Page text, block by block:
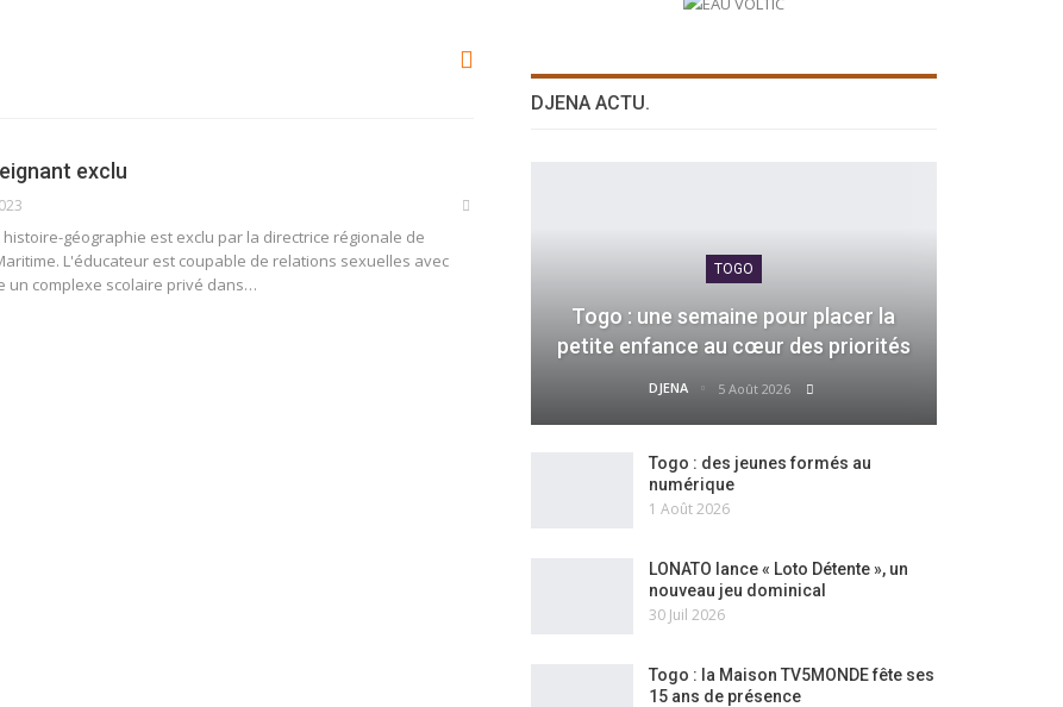
exclu
géographie est exclu par la directrice régionale de
L'éducateur est coupable de relations sexuelles avec
un complexe scolaire privé dans…
DJENA ACTU.
TOGO
Togo : une semaine pour placer la
petite enfance au cœur des priorités
DJENA 5 Août 2026
Togo : des jeunes formés au
numérique
1 Août 2026
LONATO lance « Loto Détente », un
nouveau jeu dominical
30 Juil 2026
Togo : la Maison TV5MONDE fête ses
15 ans de présence